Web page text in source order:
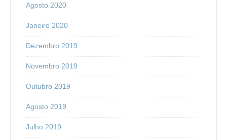
Agosto 2020
Janeiro 2020
Dezembro 2019
Novembro 2019
Outubro 2019
Agosto 2019
Julho 2019